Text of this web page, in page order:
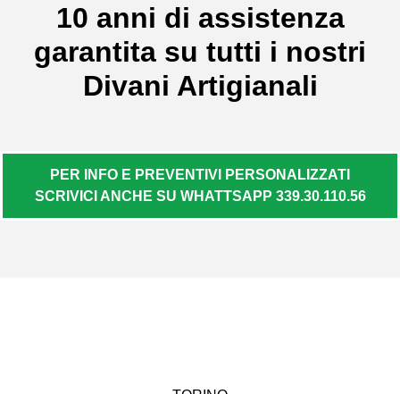
10 anni di assistenza
garantita su tutti i nostri
Divani Artigianali
PER INFO E PREVENTIVI PERSONALIZZATI
SCRIVICI ANCHE SU WHATTSAPP 339.30.110.56